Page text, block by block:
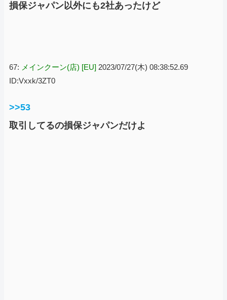
損保ジャパン以外にも2社あったけど
67: メインクーン(店) [EU] 2023/07/27(木) 08:38:52.69
ID:Vxxk/3ZT0
>>53
取引してるの損保ジャパンだけよ